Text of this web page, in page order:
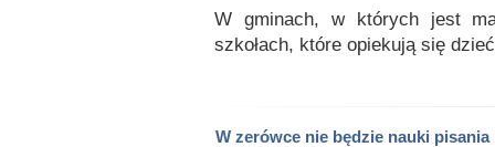
W gminach, w których jest
szkołach, które opiekują się
W zerówce nie będzie nauki pisania